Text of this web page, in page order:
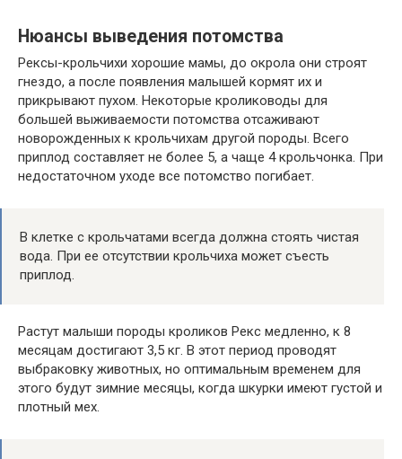
Нюансы выведения потомства
Рексы-крольчихи хорошие мамы, до окрола они строят
гнездо, а после появления малышей кормят их и
прикрывают пухом. Некоторые кролиководы для
большей выживаемости потомства отсаживают
новорожденных к крольчихам другой породы. Всего
приплод составляет не более 5, а чаще 4 крольчонка. При
недостаточном уходе все потомство погибает.
В клетке с крольчатами всегда должна стоять чистая
вода. При ее отсутствии крольчиха может съесть
приплод.
Растут малыши породы кроликов Рекс медленно, к 8
месяцам достигают 3,5 кг. В этот период проводят
выбраковку животных, но оптимальным временем для
этого будут зимние месяцы, когда шкурки имеют густой и
плотный мех.